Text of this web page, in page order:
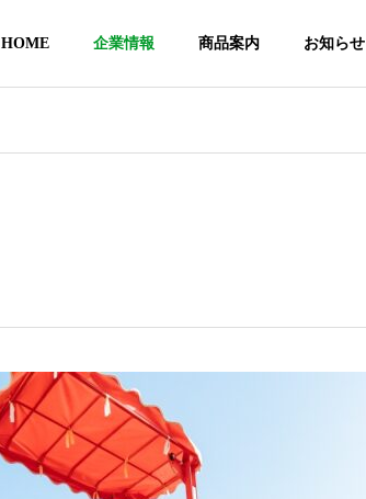
HOME 企業情報 商品案内 お知らせ